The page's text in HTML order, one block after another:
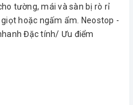
tường, mái và sàn bị rò rỉ
hoặc ngấm ẩm. Neostop -
Đặc tính/ Ưu điểm